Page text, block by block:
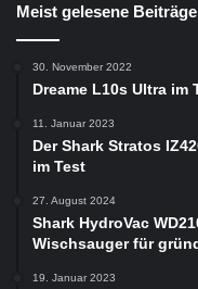
Meist gelesene Beiträge
30. November 2022
Dreame L10s Ultra
11. Januar 2023
Der Shark Stratos
im Test
27. August 2024
Shark HydroVac
Wischsauger für
19. Januar 2023